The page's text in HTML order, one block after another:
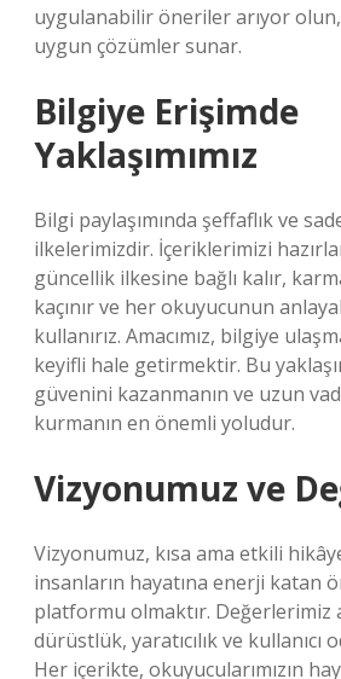
uygulanabilir öneriler arıyor
uygun çözümler sunar.
Bilgiye Erişimde
Yaklaşımımız
Bilgi paylaşımında şeffaflık ve
ilkelerimizdir. İçeriklerimizi
güncellik ilkesine bağlı kalır,
kaçınır ve her okuyucunun
kullanırız. Amacımız, bilgiye
keyifli hale getirmektir. Bu
güvenini kazanmanın ve uzun
kurmanın en önemli yoludur.
Vizyonumuz ve
Vizyonumuz, kısa ama etkili
insanların hayatına enerji katan
platformu olmaktır. Değerlerimiz
dürüstlük, yaratıcılık ve kullanıcı
Her içerikte, okuyucularımızın